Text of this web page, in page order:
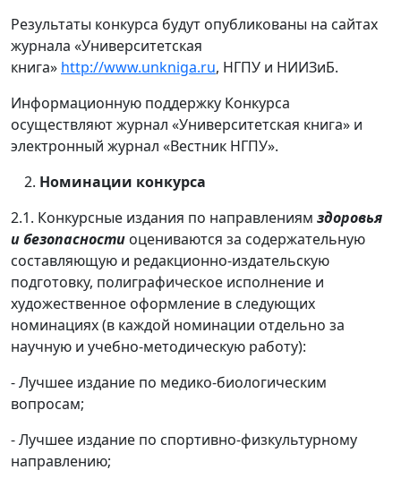
Результаты конкурса будут опубликованы на сайтах
журнала «Университетская
книга» http://www.unkniga.ru, НГПУ и НИИЗиБ.
Информационную поддержку Конкурса
осуществляют журнал «Университетская книга» и
электронный журнал «Вестник НГПУ».
Номинации конкурса
2.1. Конкурсные издания по направлениям здоровья
и безопасности оцениваются за содержательную
составляющую и редакционно-издательскую
подготовку, полиграфическое исполнение и
художественное оформление в следующих
номинациях (в каждой номинации отдельно за
научную и учебно-методическую работу):
- Лучшее издание по медико-биологическим
вопросам;
- Лучшее издание по спортивно-физкультурному
направлению;